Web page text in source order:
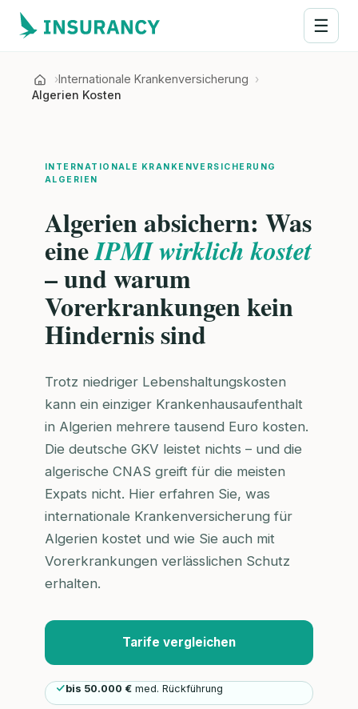
☰
Internationale Krankenversicherung
Algerien Kosten
INTERNATIONALE KRANKENVERSICHERUNG
ALGERIEN
Algerien absichern: Was
eineIPMI wirklich kostet
– und warum
Vorerkrankungen kein
Hindernis sind
Trotz niedriger Lebenshaltungskosten
kann ein einziger Krankenhausaufenthalt
in Algerien mehrere tausend Euro kosten.
Die deutsche GKV leistet nichts – und die
algerische CNAS greift für die meisten
Expats nicht. Hier erfahren Sie, was
internationale Krankenversicherung für
Algerien kostet und wie Sie auch mit
Vorerkrankungen verlässlichen Schutz
erhalten.
Tarife vergleichen
bis 50.000 € med. Rückführung